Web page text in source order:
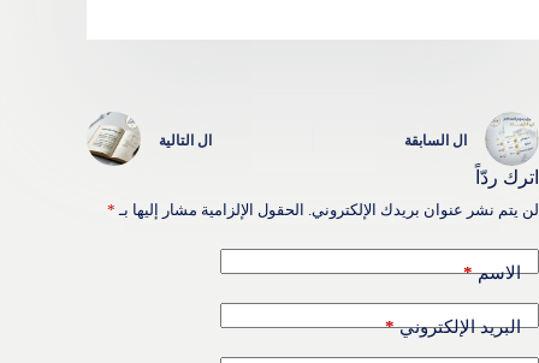
ال السابقة ال التالية
اترك ردّاً
لن يتم نشر عنوان بريدك الإلكتروني. الحقول الإلزامية مشار إليها بـ *
الاسم*
البريد الإلكتروني*